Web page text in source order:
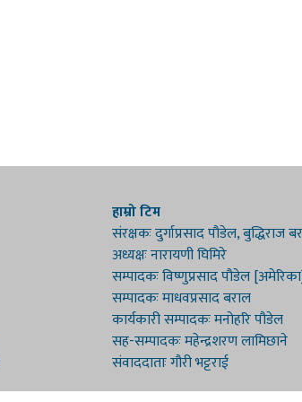
हाम्रो टिम
संरक्षकः दुर्गाप्रसाद पौडेल, बुद्धिराज
अध्यक्षः नारायणी घिमिरे
सम्पादकः विष्णुप्रसाद पौडेल
सम्पादकः माधवप्रसाद बराल
कार्यकारी सम्पादकः मनोहरि पौडेल
सह-सम्पादकः महेन्द्रशरण लामिछाने
संवाददाताः गौरी भट्टराई